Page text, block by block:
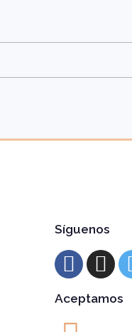
Síguenos
Aceptamos